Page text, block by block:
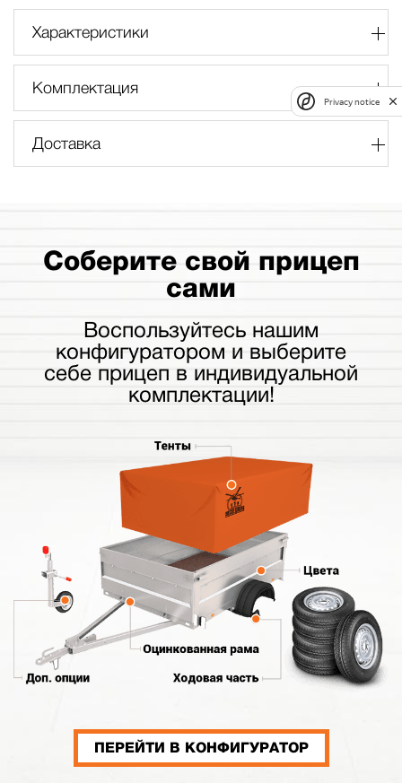
Характеристики
Комплектация
Доставка
Соберите свой прицеп
сами
Воспользуйтесь нашим
конфигуратором и выберите
себе прицеп в индивидуальной
комплектации!
ПЕРЕЙТИ В КОНФИГУРАТОР
Privacy notice